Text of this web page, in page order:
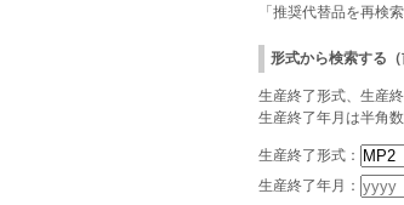
「推奨代替品を再検
形式から検索する（
生産終了形式、生産
生産終了年月は半角
生産終了形式：
生産終了年月：